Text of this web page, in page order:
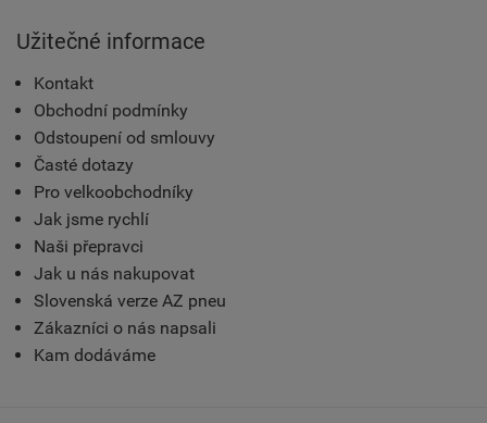
Užitečné informace
Kontakt
Obchodní podmínky
Odstoupení od smlouvy
Časté dotazy
Pro velkoobchodníky
Jak jsme rychlí
Naši přepravci
Jak u nás nakupovat
Slovenská verze AZ pneu
Zákazníci o nás napsali
Kam dodáváme